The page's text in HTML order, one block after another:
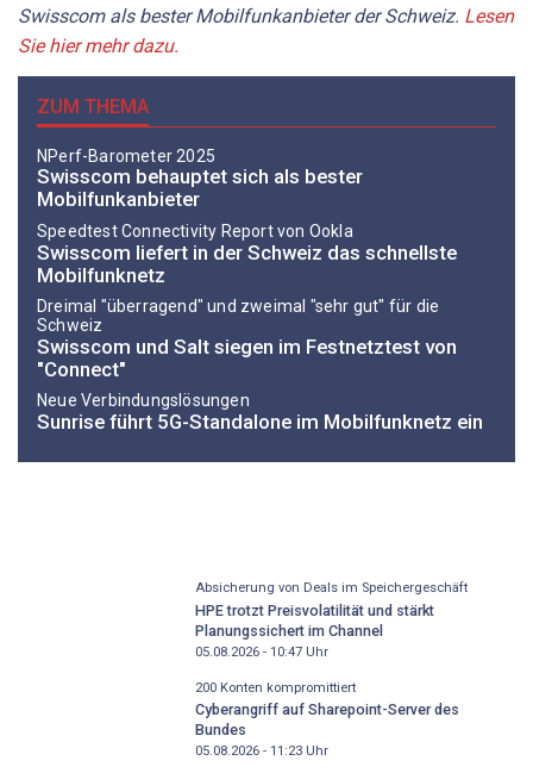
Swisscom als bester Mobilfunkanbieter der Schweiz. Lesen
Sie hier mehr dazu.
ZUM THEMA
NPerf-Barometer 2025
Swisscom behauptet sich als bester
Mobilfunkanbieter
Speedtest Connectivity Report von Ookla
Swisscom liefert in der Schweiz das schnellste
Mobilfunknetz
Dreimal "überragend" und zweimal "sehr gut" für die
Schweiz
Swisscom und Salt siegen im Festnetztest von
"Connect"
Neue Verbindungslösungen
Sunrise führt 5G-Standalone im Mobilfunknetz ein
Absicherung von Deals im Speichergeschäft
HPE trotzt Preisvolatilität und stärkt
Planungssichert im Channel
05.08.2026 - 10:47Uhr
200 Konten kompromittiert
Cyberangriff auf Sharepoint-Server des
Bundes
05.08.2026 - 11:23Uhr